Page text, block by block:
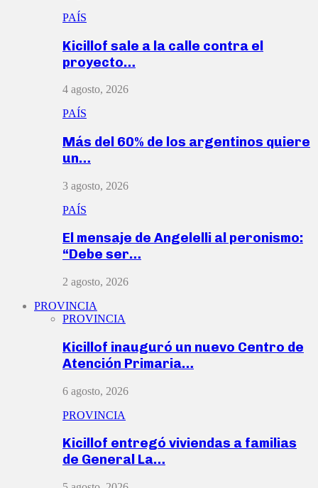
PAÍS
Kicillof sale a la calle contra el
proyecto…
4 agosto, 2026
PAÍS
Más del 60% de los argentinos quiere
un…
3 agosto, 2026
PAÍS
El mensaje de Angelelli al peronismo:
“Debe ser…
2 agosto, 2026
PROVINCIA
PROVINCIA
Kicillof inauguró un nuevo Centro de
Atención Primaria…
6 agosto, 2026
PROVINCIA
Kicillof entregó viviendas a familias
de General La…